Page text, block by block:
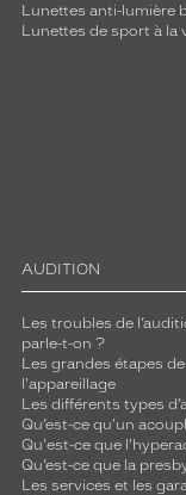
Lunettes anti-lumière
Lunettes de sport à la
AUDITION
Les troubles de
parle-t-on ?
Les grandes étapes de
l'appareillage
Les différents types
Qu’est-ce qu'un
Qu'est-ce que
Qu’est-ce que la
Les services et les